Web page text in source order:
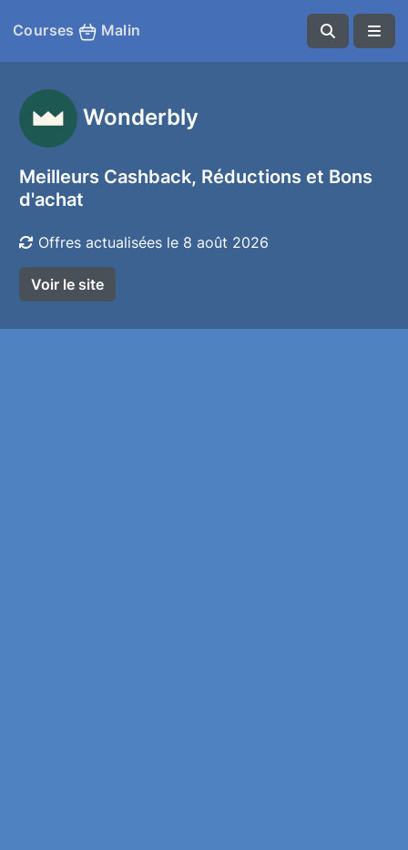
Courses Malin
Wonderbly
Meilleurs Cashback, Réductions et Bons
d'achat
Offres actualisées le 8 août 2026
Voir le site